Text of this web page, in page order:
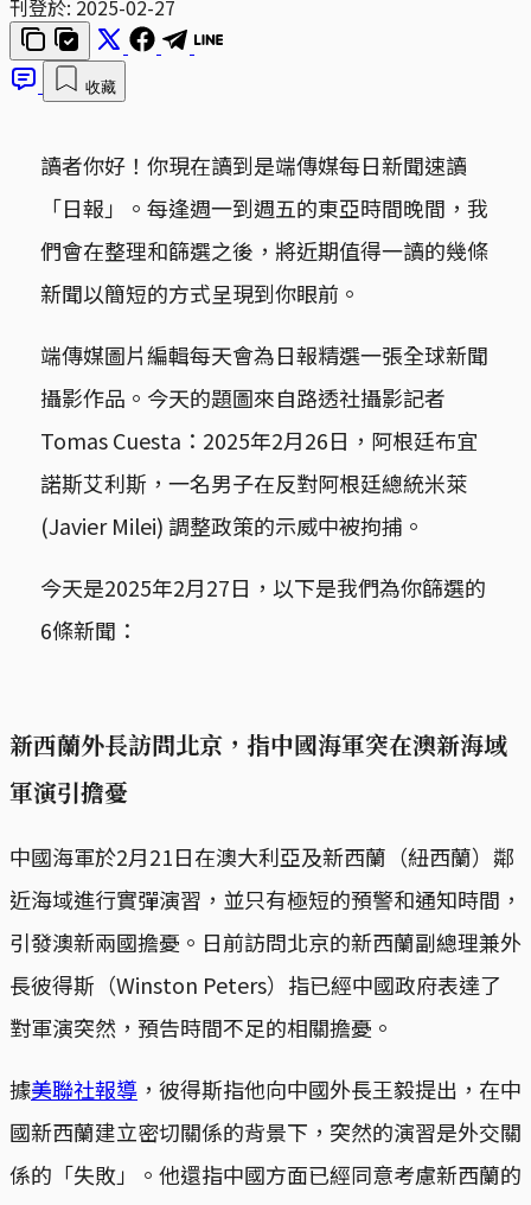
刊登於: 2025-02-27
收藏
讀者你好！你現在讀到是端傳媒每日新聞速讀
「日報」。每逢週一到週五的東亞時間晚間，我
們會在整理和篩選之後，將近期值得一讀的幾條
新聞以簡短的方式呈現到你眼前。
端傳媒圖片編輯每天會為日報精選一張全球新聞
攝影作品。今天的題圖來自路透社攝影記者
Tomas Cuesta：2025年2月26日，阿根廷布宜
諾斯艾利斯，一名男子在反對阿根廷總統米萊
(Javier Milei) 調整政策的示威中被拘捕。
今天是2025年2月27日，以下是我們為你篩選的
6條新聞：
新西蘭外長訪問北京，指中國海軍突在澳新海域
軍演引擔憂
中國海軍於2月21日在澳大利亞及新西蘭（紐西蘭）鄰
近海域進行實彈演習，並只有極短的預警和通知時間，
引發澳新兩國擔憂。日前訪問北京的新西蘭副總理兼外
長彼得斯（Winston Peters）指已經中國政府表達了
對軍演突然，預告時間不足的相關擔憂。
據美聯社報導 ，彼得斯指他向中國外長王毅提出，在中
國新西蘭建立密切關係的背景下，突然的演習是外交關
係的「失敗」。他還指中國方面已經同意考慮新西蘭的